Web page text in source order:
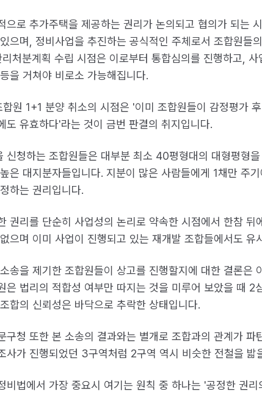
으로 추가주택을 제공하는 권리가 논의되고 협의가 되는
으며, 정비사업을 추진하는 공식적인 주체로서 조합원들
처분계획 수립 시점은 이로부터 통합심의를 진행하고,
을 거쳐야 비로소 가능해집니다.
합원 1+1 분양 취소의 시점은 '이미 조합원들이 감정평가
도 유효하다'라는 것이 금번 판결의 취지입니다.
신청하는 조합원들은 대부분 최소 40평형대의 대형평형
은 대지분자들입니다. 지분이 많은 사람들에게 1채만 주
하는 권리입니다.
권리를 단순히 사업성의 논리로 약속한 시점에서 한참
으며 이미 사업이 진행되고 있는 재개발 조합들에서도 유
송을 제기한 조합원들이 상고를 진행할지에 대한 결론은
은 법리의 적합성 여부만 따지는 것을 미루어 보았을 때 2
합의 신뢰성은 바닥으로 추락한 상태입니다.
구청 또한 본 소송의 결과와는 별개로 조합과의 관계가
사가 진행되었던 3구역처럼 2구역 역시 비슷한 전철을 밟
비법에서 가장 중요시 여기는 원칙 중 하나는 '공정한 권